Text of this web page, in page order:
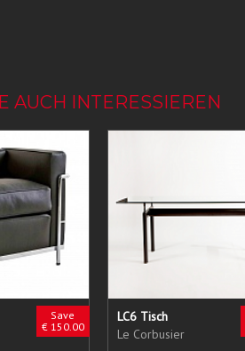
AUCH INTERESSIEREN
Save
€ 150.00
LC6 Tisch
Le Corbusier